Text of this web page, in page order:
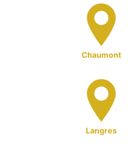
Chaumont
Langres